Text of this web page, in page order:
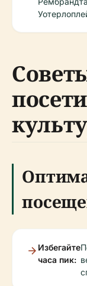
Избегайте
часа пик: